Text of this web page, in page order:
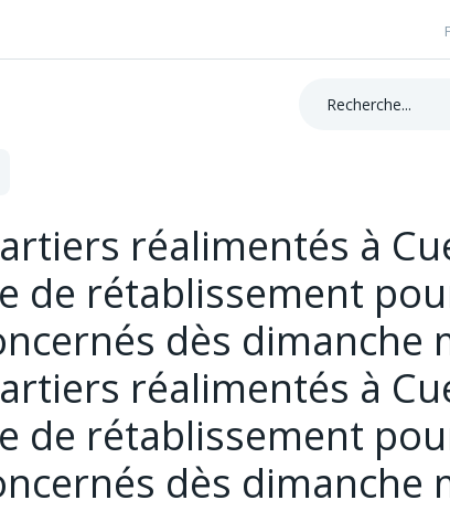
réalimentés à
de rétablissement
dès dimanche
réalimentés à
de rétablissement
dès dimanche